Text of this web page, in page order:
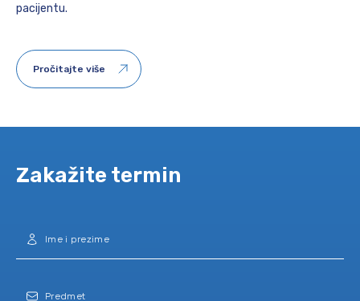
pacijentu.
Pročitajte više
Zakažite termin